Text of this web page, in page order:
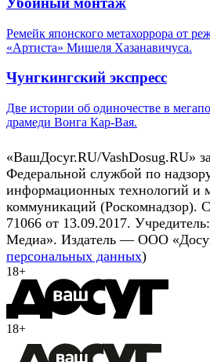
Ремейк японского метахоррора от
«Артиста» Мишеля Хазанавичуса.
Чунгкингский экспресс
Две истории об одиночестве в
драмеди Вонга Кар-Вая.
«ВашДосуг.RU/VashDosug.RU»
Федеральной службой по
информационных технологий и
коммуникаций
71066 от 13.09.2017.
Медиа». Издатель — ООО
персональных данных)
18+
18+